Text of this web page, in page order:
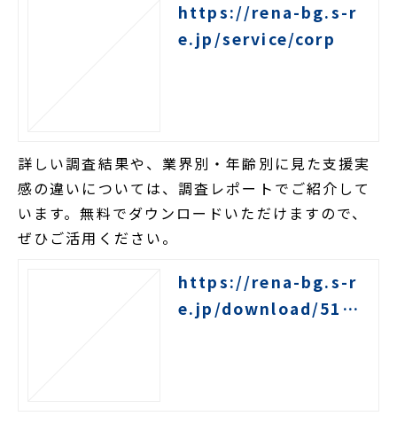
https://rena-bg.s-r
e.jp/service/corp
詳しい調査結果や、業界別・年齢別に見た支援実
感の違いについては、調査レポートでご紹介して
います。無料でダウンロードいただけますので、
ぜひご活用ください。
https://rena-bg.s-r
e.jp/download/5170